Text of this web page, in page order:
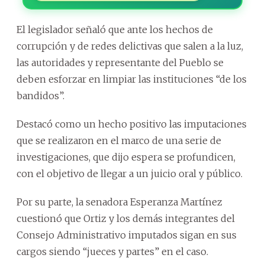
El legislador señaló que ante los hechos de
corrupción y de redes delictivas que salen a la luz,
las autoridades y representante del Pueblo se
deben esforzar en limpiar las instituciones “de los
bandidos”.
Destacó como un hecho positivo las imputaciones
que se realizaron en el marco de una serie de
investigaciones, que dijo espera se profundicen,
con el objetivo de llegar a un juicio oral y público.
Por su parte, la senadora Esperanza Martínez
cuestionó que Ortiz y los demás integrantes del
Consejo Administrativo imputados sigan en sus
cargos siendo “jueces y partes” en el caso.